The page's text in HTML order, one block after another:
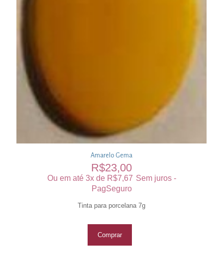
Amarelo Gema
R$23,00
Ou em até 3x de R$7,67 Sem juros -
PagSeguro
Tinta para porcelana 7g
Comprar